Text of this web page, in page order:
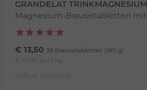
GRANDELAT TRINKMAGNESIUM
Magnesium-Brausetabletten
€ 13,50 36 Brausetabletten (180 g)
€ 75,00 pro 1 kg
sofort lieferbar